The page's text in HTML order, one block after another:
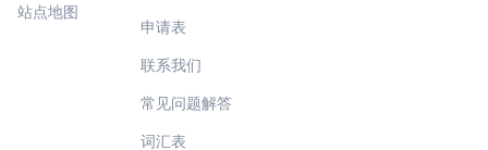
站点地图
申请表
联系我们
常见问题解答
词汇表